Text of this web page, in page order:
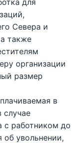
Севера и
также
организации
размер
в
случае
с работником до
об увольнении,